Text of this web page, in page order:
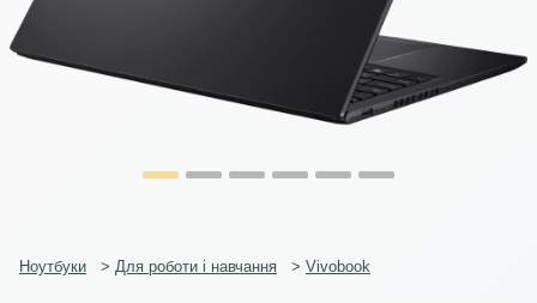
Ноутбуки > Для роботи і навчання > Vivobook